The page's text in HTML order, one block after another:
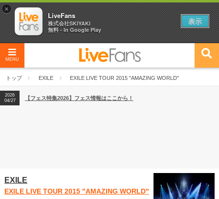
MENU
トップ EXILE EXILE LIVE TOUR 2015 "AMAZING WORLD"
2026
04/27
2026
【ライブ動員ランキング】2026年上半期編発表！
2026
04/27
【フェス特集2026】フェス情報はここから！
EXILE
EXILE LIVE TOUR 2015 "AMAZING WORLD"
×
LiveFans
株式会社SKIYAKI
無料 - In Google Play
表示